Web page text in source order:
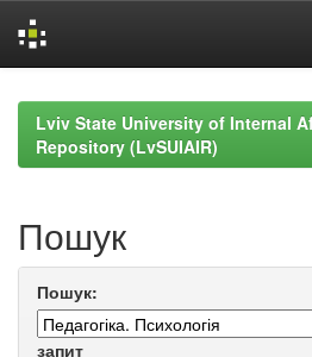
navigationLviv State University of Internal
Repository (LvSUIAIR)
Пошук
Пошук:
запит